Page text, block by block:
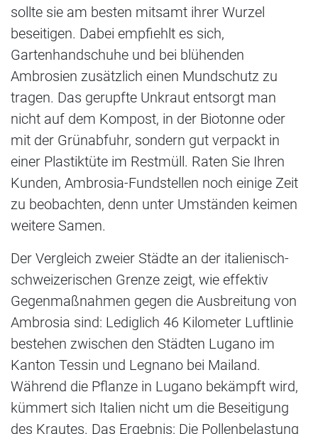
sollte sie am besten mitsamt ihrer Wurzel
beseitigen. Dabei empfiehlt es sich,
Gartenhandschuhe und bei blühenden
Ambrosien zusätzlich einen Mundschutz zu
tragen. Das gerupfte Unkraut entsorgt man
nicht auf dem Kompost, in der Biotonne oder
mit der Grünabfuhr, sondern gut verpackt in
einer Plastiktüte im Restmüll. Raten Sie Ihren
Kunden, Ambrosia-Fundstellen noch einige Zeit
zu beobachten, denn unter Umständen keimen
weitere Samen.
Der Vergleich zweier Städte an der italienisch-
schweizerischen Grenze zeigt, wie effektiv
Gegenmaßnahmen gegen die Ausbreitung von
Ambrosia sind: Lediglich 46 Kilometer Luftlinie
bestehen zwischen den Städten Lugano im
Kanton Tessin und Legnano bei Mailand.
Während die Pflanze in Lugano bekämpft wird,
kümmert sich Italien nicht um die Beseitigung
des Krautes. Das Ergebnis: Die Pollenbelastung